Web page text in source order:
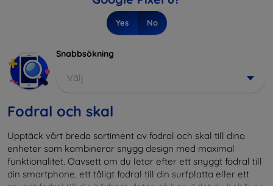
Yes No
Snabbsökning
Välj
Fodral och skal
Upptäck vårt breda sortiment av fodral och skal till dina
enheter som kombinerar snygg design med maximal
funktionalitet. Oavsett om du letar efter ett snyggt fodral till
din smartphone, ett tåligt fodral till din surfplatta eller ett